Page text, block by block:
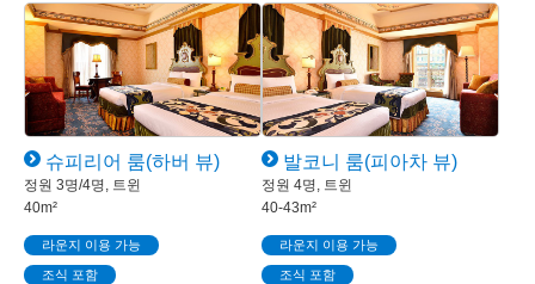
슈피리어 룸(하버 뷰)
정원 3명/4명, 트윈
40m²
라운지 이용 가능
조식 포함
발코니 룸(피아차 뷰)
정원 4명, 트윈
40-43m²
라운지 이용 가능
조식 포함